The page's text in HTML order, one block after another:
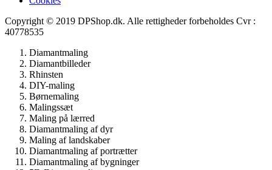
Copyright © 2019 DPShop.dk. Alle rettigheder forbeholdes Cvr :
40778535
Diamantmaling
Diamantbilleder
Rhinsten
DIY-maling
Børnemaling
Malingssæt
Maling på lærred
Diamantmaling af dyr
Maling af landskaber
Diamantmaling af portrætter
Diamantmaling af bygninger